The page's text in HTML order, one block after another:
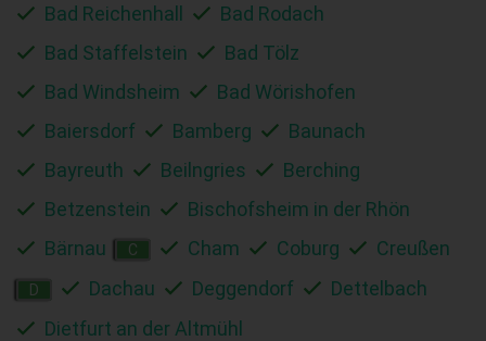
Bad Reichenhall
Bad Rodach
Bad Staffelstein
Bad Tölz
Bad Windsheim
Bad Wörishofen
Baiersdorf
Bamberg
Baunach
Bayreuth
Beilngries
Berching
Betzenstein
Bischofsheim in der Rhön
Bärnau
C Cham Coburg Creußen
D Dachau Deggendorf
Dettelbach
Dietfurt an der Altmühl